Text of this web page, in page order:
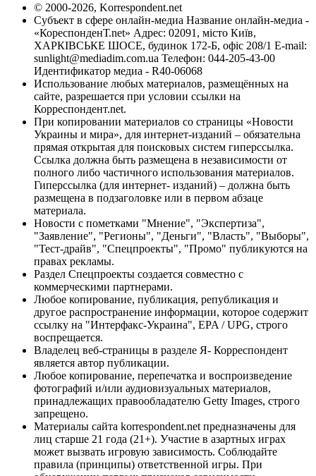
© 2000-2026, Korrespondent.net
Субъект в сфере онлайн-медиа Название онлайн-медиа -
«КореспонденТ.net» Адрес: 02091, місто Київ,
ХАРКІВСЬКЕ ШОСЕ, будинок 172-Б, офіс 208/1 E-mail:
sunlight@mediadim.com.ua Телефон: 044-205-43-00
Идентификатор медиа - R40-06068
Использование любых материалов, размещённых на
сайте, разрешается при условии ссылки на
Корреспондент.net.
При копировании материалов со страницы «Новости
Украины и мира», для интернет-изданий – обязательна
прямая открытая для поисковых систем гиперссылка.
Ссылка должна быть размещена в независимости от
полного либо частичного использования материалов.
Гиперссылка (для интернет- изданий) – должна быть
размещена в подзаголовке или в первом абзаце
материала.
Новости с пометками "Мнение", "Экспертиза",
"Заявление", "Регионы", "Деньги", "Власть", "Выборы",
"Тест-драйв", "Спецпроекты", "Промо" публикуются на
правах рекламы.
Раздел Спецпроекты создается совместно с
коммерческими партнерами.
Любое копирование, публикация, републикация и
другое распространение информации, которое содержит
ссылку на "Интерфакс-Украина", EPA / UPG, строго
воспрещается.
Владелец веб-страницы в разделе Я- Корреспондент
является автор публикации.
Любое копирование, перепечатка и воспроизведение
фотографий и/или аудиовизуальных материалов,
принадлежащих правообладателю Getty Images, строго
запрещено.
Материалы сайта korrespondent.net предназначены для
лиц старше 21 года (21+). Участие в азартных играх
может вызвать игровую зависимость. Соблюдайте
правила (принципы) ответственной игры. При